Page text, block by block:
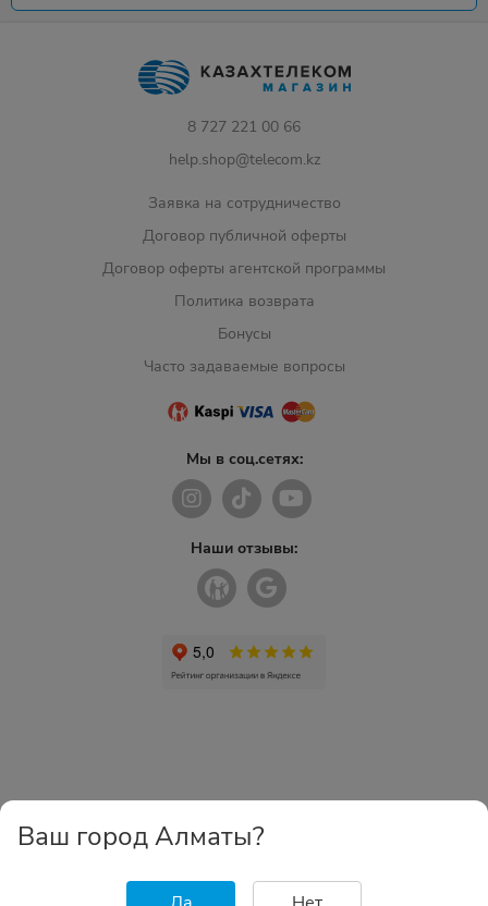
8 727 221 00 66
help.shop@telecom.kz
Заявка на сотрудничество
Договор публичной оферты
Договор оферты агентской программы
Политика возврата
Бонусы
Часто задаваемые вопросы
Мы в соц.сетях:
Наши отзывы:
Ваш город Алматы?